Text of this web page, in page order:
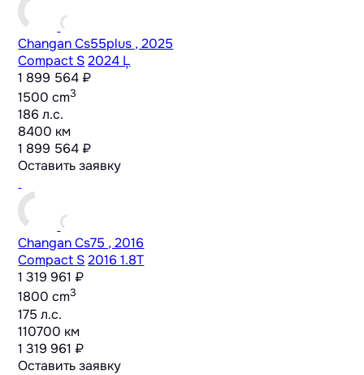
Changan Cs55plus , 2025
Compact S 2024 Ļ
1 899 564 ₽
1500 cm3
186 л.с.
8400 км
1 899 564 ₽
Оставить заявку
Changan Cs75 , 2016
Compact S 2016 1.8T
1 319 961 ₽
1800 cm3
175 л.с.
110700 км
1 319 961 ₽
Оставить заявку